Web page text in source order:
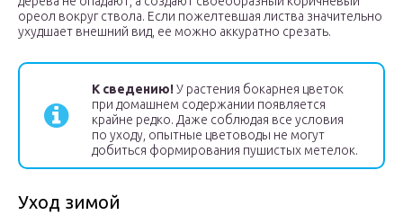
ореол вокруг ствола. Если пожелтевшая листва значительно
ухудшает внешний вид, ее можно аккуратно срезать.
К сведению!У растения бокарнея цветок
при домашнем содержании появляется
крайне редко. Даже соблюдая все условия
по уходу, опытные цветоводы не могут
добиться формирования пушистых метелок.
Уход зимой